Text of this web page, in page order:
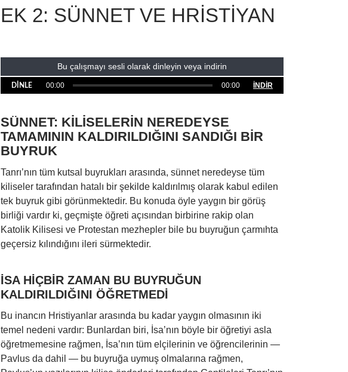
EK 2: SÜNNET VE HRISTIYAN
Bu çalışmayı sesli olarak dinleyin veya indirin
DİNLE 00:00 00:00 İNDİR
SÜNNET: KİLİSELERİN NEREDEYSE
TAMAMININ KALDIRILDIĞINI SANDIĞI BİR
BUYRUK
Tanrı’nın tüm kutsal buyrukları arasında, sünnet neredeyse tüm
kiliseler tarafından hatalı bir şekilde kaldırılmış olarak kabul edilen
tek buyruk gibi görünmektedir. Bu konuda öyle yaygın bir görüş
birliği vardır ki, geçmişte öğreti açısından birbirine rakip olan
Katolik Kilisesi ve Protestan mezhepler bile bu buyruğun çarmıhta
geçersiz kılındığını ileri sürmektedir.
İSA HİÇBİR ZAMAN BU BUYRUĞUN
KALDIRILDIĞINI ÖĞRETMEDİ
Bu inancın Hristiyanlar arasında bu kadar yaygın olmasının iki
temel nedeni vardır: Bunlardan biri, İsa’nın böyle bir öğretiyi asla
öğretmemesine rağmen, İsa’nın tüm elçilerinin ve öğrencilerinin —
Pavlus da dahil — bu buyruğa uymuş olmalarına rağmen,